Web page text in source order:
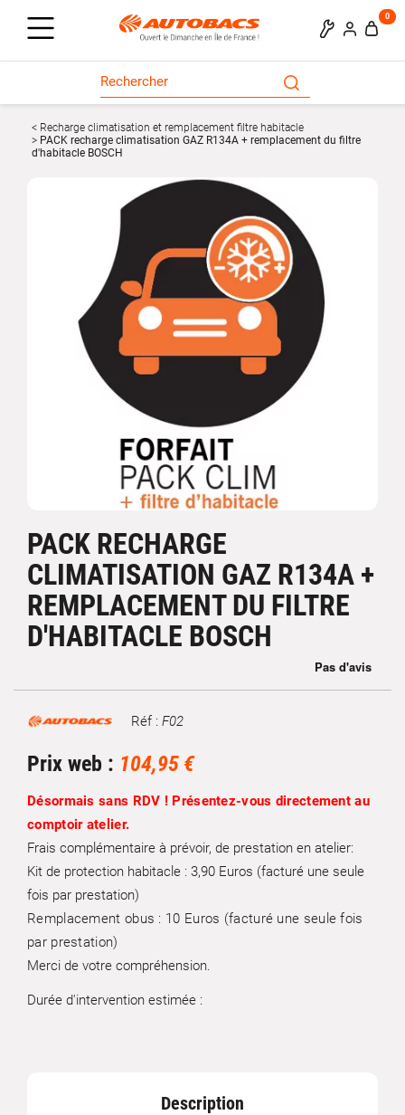
0
Recharge climatisation et remplacement filtre habitacle
PACK recharge climatisation GAZ R134A + remplacement du filtre
d'habitacle BOSCH
PACK RECHARGE
CLIMATISATION GAZ R134A +
REMPLACEMENT DU FILTRE
D'HABITACLE BOSCH
Marque Réf : F02
Prix web : 104,95 €
Désormais sans RDV ! Présentez-vous directement au
comptoir atelier.
Frais complémentaire à prévoir, de prestation en atelier:
Kit de protection habitacle : 3,90 Euros (facturé une seule
fois par prestation)
Remplacement obus : 10 Euros (facturé une seule fois
par prestation)
Merci de votre compréhension.
Durée d'intervention estimée :
Description